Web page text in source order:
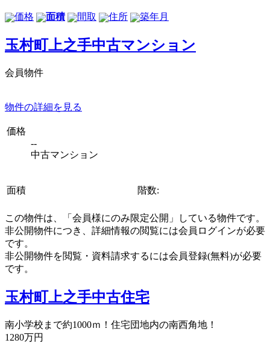
価格 面積 間取 住所 築年月
玉村町上之手中古マンション
会員物件
物件の詳細を見る
価格
--
中古マンション
面積 階数:
この物件は、「会員様にのみ限定公開」している物件です。
非公開物件につき、詳細情報の閲覧には会員ログインが必要
です。
非公開物件を閲覧・資料請求するには会員登録(無料)が必要
です。
玉村町上之手中古住宅
南小学校まで約1000ｍ！住宅団地内の南西角地！
1280万円